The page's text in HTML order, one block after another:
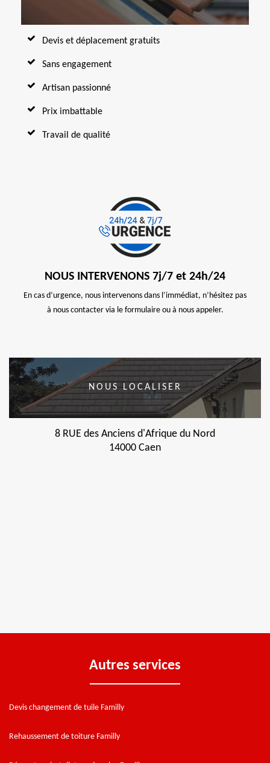
Devis et déplacement gratuits
Sans engagement
Artisan passionné
Prix imbattable
Travail de qualité
NOUS INTERVENONS 7j/7 et 24h/24
En cas d’urgence, nous intervenons dans l’immédiat, n’hésitez pas
à nous contacter via le formulaire ou à nous appeler.
NOUS LOCALISER
8 RUE des Anciens d'Afrique du Nord
14000 Caen
Autres services
Devis changement de tuile Familly
Rehaussement de toiture Familly